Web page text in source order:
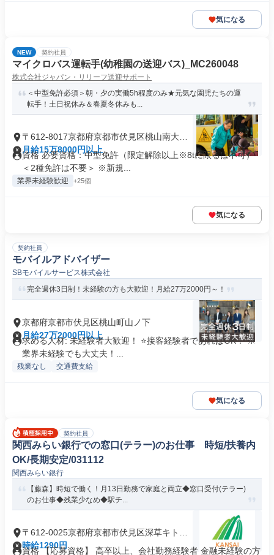
気になる
NEW 契約社員
マイクロバス運転手(幼稚園の送迎バス)_MC260048
株式会社ジャパン・リリーフ送迎サポート
＜中型免許必須＞朝・夕の実働5h程度のみ★元気な園児たちの運
転手！土日祝休み＆春夏冬休みも...
〒612-8017京都府京都市伏見区桃山南大島
町
月給15万8000円以上
資格 必要資格：中型免許（限定解除以上※8tに限るは不可）
＜2種免許は不要＞ ※新規...
業界未経験歓迎 +25個
気になる
契約社員
モバイルアドバイザー
SBモバイルサービス株式会社
完全週休3日制！未経験の方も大歓迎！月給27万2000円～！
京都府京都市伏見区桃山町山ノ下
月給27万2000円以上
求める人材: 未経験者大歓迎！ ⭐接客経験者であればOK！ ※
業界未経験でも大丈夫！...
残業なし 交通費支給
気になる
契約社員
関西みらい銀行での窓口(テラー)のお仕事 時短/扶養内
OK/長期安定/031112
関西みらい銀行
【藤森】時短で働く！月13日勤務で家庭と両立◆窓口受付(テラー)
のお仕事◆残業少なめ◆駅チ...
〒612-0025京都府京都市伏見区深草キトロ
町
時給1290円
資格 【応募資格】 高卒以上、会社勤務経験者 金融未経験の方